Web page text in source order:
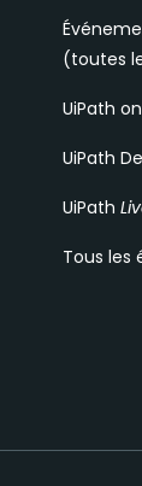
(toutes
UiPath
UiPath
UiPath
Tous les